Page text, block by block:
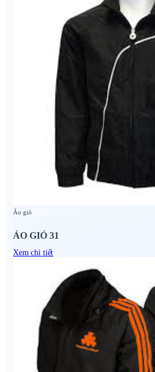
Áo gió
ÁO GIÓ 31
Xem chi tiết